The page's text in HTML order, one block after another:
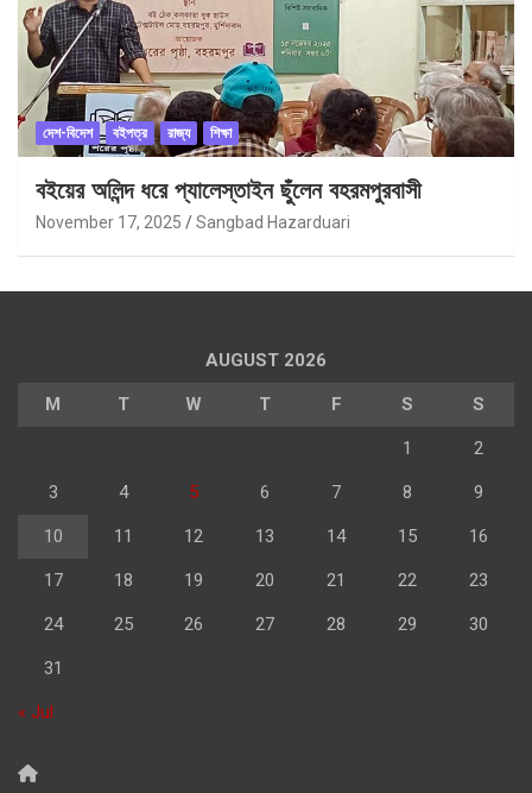
দেশ-বিদেশ বইপত্র রাজ্য শিক্ষা
বইয়ের অলিন্দ ধরে প্যালেস্তাইন ছুঁলেন বহরমপুরবাসী
November 17, 2025 Sangbad Hazarduari
AUGUST 2026
M T W T F S S
1 2
3 4 5 6 7 8 9
10 11 12 13 14 15 16
17 18 19 20 21 22 23
24 25 26 27 28 29 30
31
« Jul